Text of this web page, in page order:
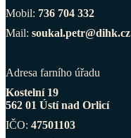
Mobil: 736 704 332
Mail: soukal.petr@dihk.cz
Adresa farního úřadu
Kostelní 19
562 01 Ústí nad Orlicí
IČO: 47501103